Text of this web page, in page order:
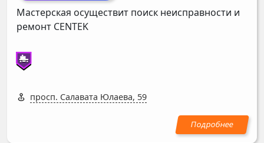
Мастерская осуществит поиск неисправности и
ремонт CENTEK
просп. Салавата Юлаева, 59